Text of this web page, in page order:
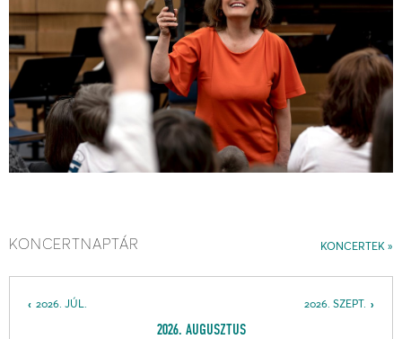
KONCERTEK
KONCERTNAPTÁR
2026. SZEPT.
2026. JÚL.
2026. AUGUSZTUS